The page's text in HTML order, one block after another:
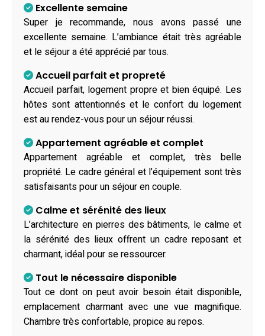
Excellente semaine
Super je recommande, nous avons passé une
excellente semaine. L’ambiance était très agréable
et le séjour a été apprécié par tous.
Accueil parfait et propreté
Accueil parfait, logement propre et bien équipé. Les
hôtes sont attentionnés et le confort du logement
est au rendez-vous pour un séjour réussi.
Appartement agréable et complet
Appartement agréable et complet, très belle
propriété. Le cadre général et l’équipement sont très
satisfaisants pour un séjour en couple.
Calme et sérénité des lieux
L’architecture en pierres des bâtiments, le calme et
la sérénité des lieux offrent un cadre reposant et
charmant, idéal pour se ressourcer.
Tout le nécessaire disponible
Tout ce dont on peut avoir besoin était disponible,
emplacement charmant avec une vue magnifique.
Chambre très confortable, propice au repos.